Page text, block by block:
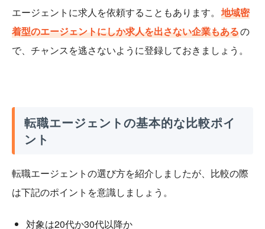
エージェントに求人を依頼することもあります。 地域密
着型のエージェントにしか求人を出さない企業もあるの
で、チャンスを逃さないように登録しておきましょう。
転職エージェントの基本的な比較ポイ
ント
転職エージェントの選び方を紹介しましたが、比較の際
は下記のポイントを意識しましょう。
対象は20代か30代以降か